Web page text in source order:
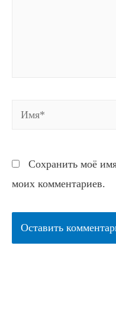
Имя*
Сохранить моё
моих комментариев.